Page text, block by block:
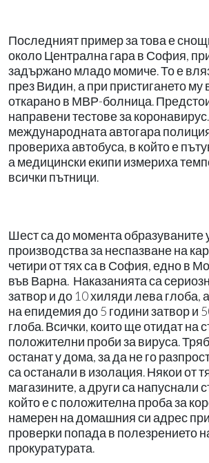
Последният пример за това е
около Централна гара в София,
задържано младо момиче. То е
през Видин, а при пристигането
откарано в МВР-болница.
направени тестове за
международната автогара
провериха автобуса, в който е
а медицински екипи измериха
всички пътници.
Шест са до момента образуваните
производства за неспазване на
четири от тях са в София, едно в
във Варна. Наказанията са
затвор и до 10 хиляди лева глоба,
на епидемия до 5 години затвор и
глоба. Всички, които ще отидат на
положителни проби за вируса.
останат у дома, за да не го
са останали в изолация. Някои от
магазините, а други са напуснали
който е с положителна проба за
намерен на домашния си адрес
проверки попада в полезрението
прокуратурата.